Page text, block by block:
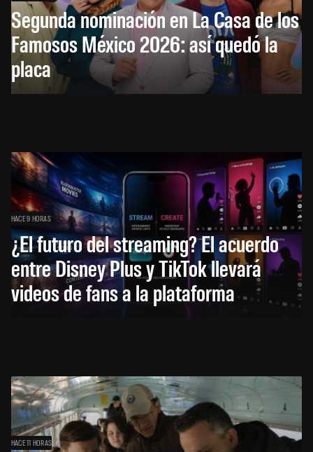
Segunda nominación en La Casa de los
Famosos México 2026: así quedó la
placa
HACE 9 HORAS
¿El futuro del streaming? El acuerdo
entre Disney Plus y TikTok llevará
videos de fans a la plataforma
HACE 11 HORAS